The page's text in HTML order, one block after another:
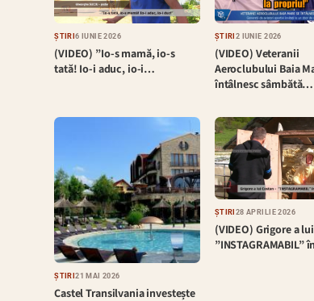
ȘTIRI6 IUNIE 2026
(VIDEO) ”Io-s mamă, io-s
tată! Io-i aduc, io-i…
ȘTIRI 2 IUNIE 2026
(VIDEO) Veteranii
Aeroclubului Baia
întâlnesc sâmbătă…
ȘTIRI21 MAI 2026
Castel Transilvania investește
ȘTIRI 28 APRILIE 2026
(VIDEO) Grigore a
”INSTAGRAMABIL”